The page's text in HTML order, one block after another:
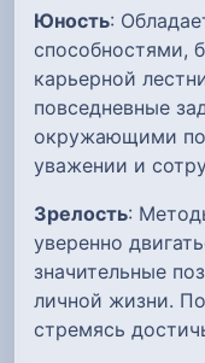
Юность:
способностями,
карьерной
повседневные
окружающими
уважении и
Зрелость:
уверенно
значительные
личной жизни.
стремясь